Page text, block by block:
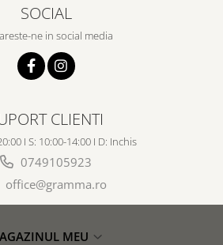
SOCIAL
ne in social media
CLIENTI
I S: 10:00-14:00 I D: Inchis
0749105923
office@gramma.ro
MEU